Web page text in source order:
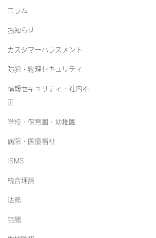
コラム
お知らせ
カスタマーハラスメント
防犯・物理セキュリティ
情報セキュリティ・社内不
正
学校・保育園・幼稚園
病院・医療福祉
ISMS
統合理論
法務
店舗